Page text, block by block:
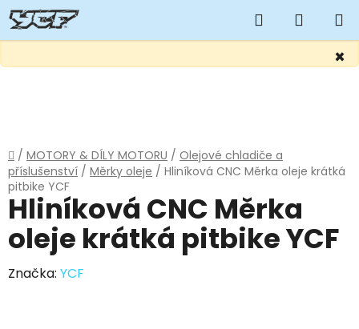
×
Hledat
KOŠÍK
Domů
/ MOTORY & DÍLY MOTORU / Olejové chladiče a
příslušenství / Měrky oleje / Hliníková CNC Měrka oleje krátká
pitbike YCF
Hliníková CNC Měrka
oleje krátká pitbike YCF
Značka: YCF